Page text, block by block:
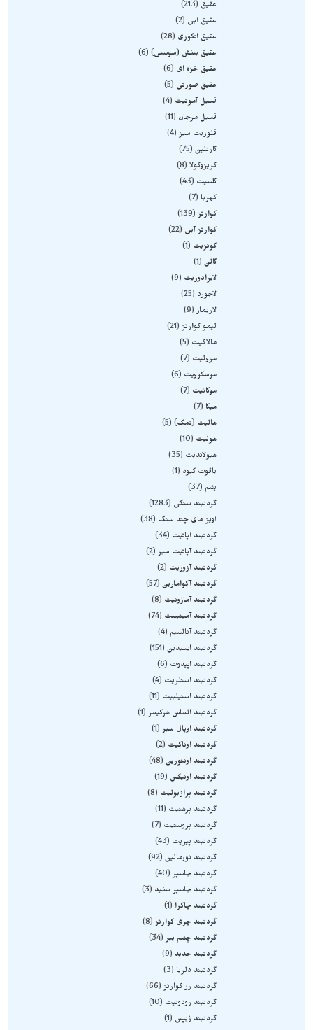
عقیق
213
عقیق آبی
2
عقیق انگوری
28
عقیق بنفش (سوسنی) 6
عقیق خزه ای
6
عقیق صورتی
5
فسیل آمونیت
4
فسیل مرجان
11
فلوریت سبز
4
کارنلین 75
کریزوکولا 8
کلسیت
43
کهربا
7
کوارتز
139
کوارتز آبی
22
کونزیت
1
گالن 1
لابرادوریت
9
لاجورد
25
لاریمار
9
لیمو کوارتز
21
مالاکیت
5
مزولیت
7
موسکوویت
6
موکائیت
7
میکا
7
هالیت (نمک) 5
هولیت
10
هیولاندیت
35
یاقوت کبود
1
یشم
37
گردنبند سنگی
1283
آویز های چند سنگ
38
گردنبند آپاتیت
34
گردنبند آپاتیت سبز
2
گردنبند آزوریت
2
گردنبند آکوامارین 57
گردنبند آمازونیت
8
گردنبند آمیتیست
74
گردنبند آنالسیم
4
گردنبند ابسیدین 151
گردنبند اپیدوت
6
گردنبند استلریت
4
گردنبند استیلبیت
11
گردنبند الماس هرکیمر
1
گردنبند اوپال سبز
1
گردنبند اوناکیت
2
گردنبند اونتورین 48
گردنبند اونیکس
19
گردنبند پرازیولیت
8
گردنبند پرهنیت
11
گردنبند پروستیت
7
گردنبند پیریت
43
گردنبند تورمالین 92
گردنبند جاسپر
40
گردنبند جاسپر سفید
3
گردنبند چاکرا
1
گردنبند چری کوارتز
8
گردنبند چشم ببر
34
گردنبند حدید
9
گردنبند دلربا
3
گردنبند رز کوارتز
66
گردنبند رودونیت
10
گردنبند ژبپس
1